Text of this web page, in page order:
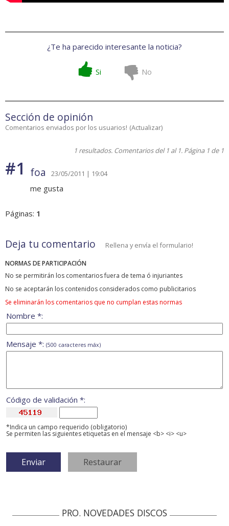
¿Te ha parecido interesante la noticia?
Si No
Sección de opinión
Comentarios enviados por los usuarios! (Actualizar)
1 resultados. Comentarios del 1 al 1. Página 1 de 1
#1 foa 23/05/2011 | 19:04
me gusta
Páginas: 1
Deja tu comentario Rellena y envía el formulario!
NORMAS DE PARTICIPACIÓN
No se permitirán los comentarios fuera de tema ó injuriantes
No se aceptarán los contenidos considerados como publicitarios
Se eliminarán los comentarios que no cumplan estas normas
Nombre *:
Mensaje *: (500 caracteres máx)
Código de validación *:
*Indica un campo requerido (obligatorio)
Se permiten las siguientes etiquetas en el mensaje <b> <i> <u>
PRO. NOVEDADES DISCOS